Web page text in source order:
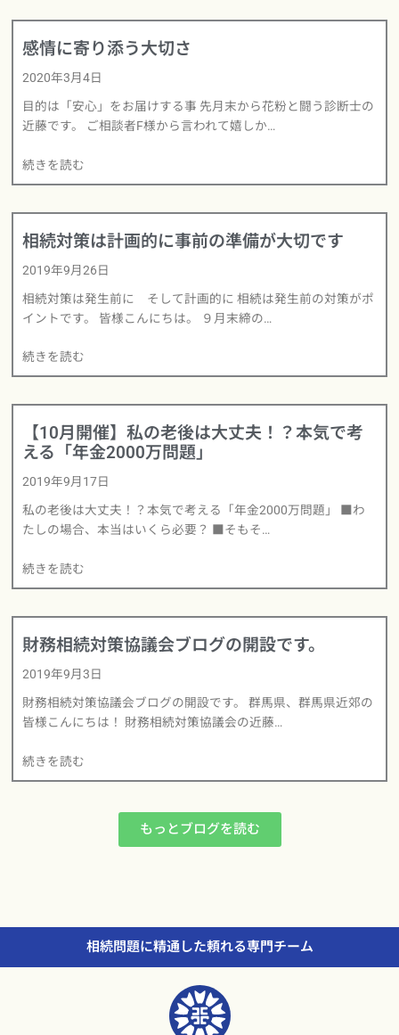
感情に寄り添う大切さ
2020年3月4日
目的は「安心」をお届けする事 先月末から花粉と闘う診断士の
近藤です。 ご相談者F様から言われて嬉しか…
続きを読む
相続対策は計画的に事前の準備が大切です
2019年9月26日
相続対策は発生前に そして計画的に 相続は発生前の対策がポ
イントです。 皆様こんにちは。 ９月末締の…
続きを読む
【10月開催】私の老後は大丈夫！？本気で考
える「年金2000万問題」
2019年9月17日
私の老後は大丈夫！？本気で考える「年金2000万問題」 ■わ
たしの場合、本当はいくら必要？ ■そもそ…
続きを読む
財務相続対策協議会ブログの開設です。
2019年9月3日
財務相続対策協議会ブログの開設です。 群馬県、群馬県近郊の
皆様こんにちは！ 財務相続対策協議会の近藤…
続きを読む
もっとブログを読む
相続問題に精通した頼れる専門チーム